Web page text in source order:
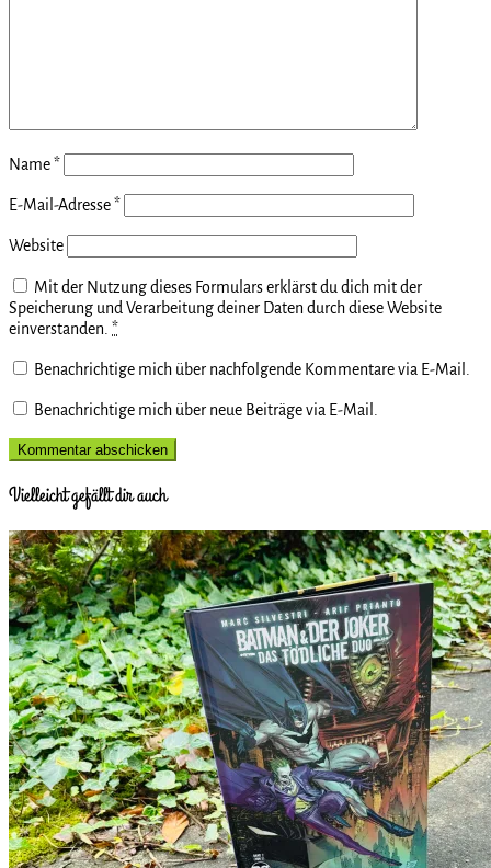
Name*
E-Mail-Adresse*
Website
Mit der Nutzung dieses Formulars erklärst du dich mit der
Speicherung und Verarbeitung deiner Daten durch diese Website
einverstanden. *
Benachrichtige mich über nachfolgende Kommentare via E-Mail.
Benachrichtige mich über neue Beiträge via E-Mail.
Vielleicht gefällt dir auch